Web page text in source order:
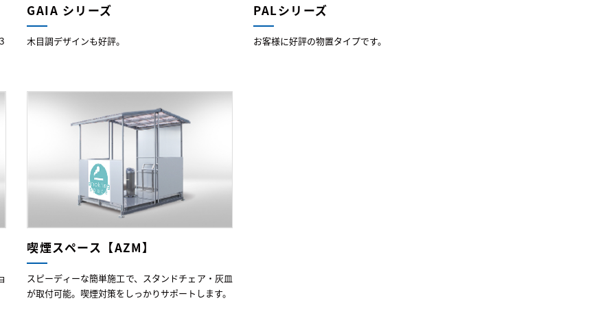
GAIA シリーズ
木目調デザインも好評。
PALシリーズ
お客様に好評の物置タイプです。
喫煙スペース【AZM】
スピーディーな簡単施工で、スタンドチェア・灰皿
が取付可能。喫煙対策をしっかりサポートします。